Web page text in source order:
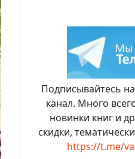
Подписывайтесь
канал. Много
новинки книг и
скидки,
https://t.me/